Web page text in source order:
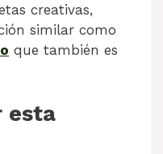
creativas,
similar como
que también es
esta